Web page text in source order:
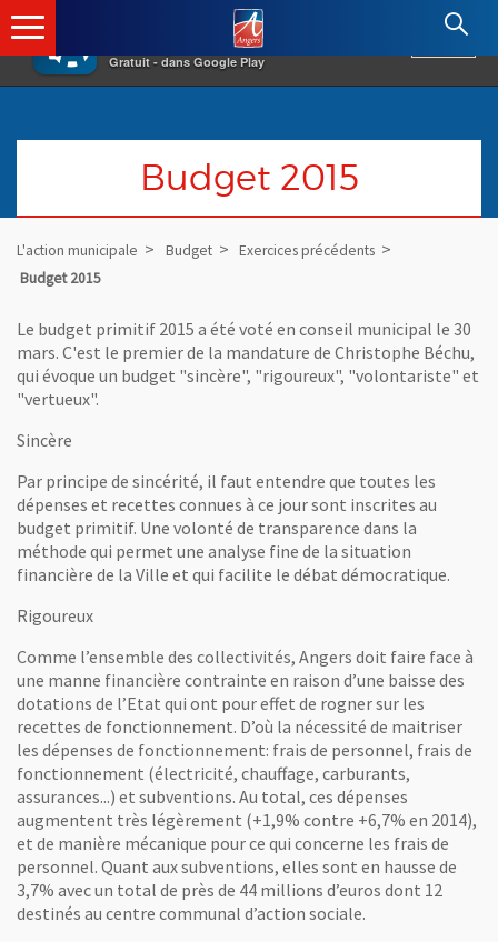
×
Gratuit - dans Google Play
Angers.fr : Retour à l'accueil
Budget 2015
L'action municipale Budget
Exercices précédents
Budget 2015
Le budget primitif 2015 a été voté en conseil municipal le 30
mars. C'est le premier de la mandature de Christophe Béchu,
qui évoque un budget "sincère", "rigoureux", "volontariste" et
"vertueux".
Sincère
Par principe de sincérité, il faut entendre que toutes les
dépenses et recettes connues à ce jour sont inscrites au
budget primitif. Une volonté de transparence dans la
méthode qui permet une analyse fine de la situation
financière de la Ville et qui facilite le débat démocratique.
Rigoureux
Comme l’ensemble des collectivités, Angers doit faire face à
une manne financière contrainte en raison d’une baisse des
dotations de l’Etat qui ont pour effet de rogner sur les
recettes de fonctionnement. D’où la nécessité de maitriser
les dépenses de fonctionnement: frais de personnel, frais de
fonctionnement (électricité, chauffage, carburants,
assurances...) et subventions. Au total, ces dépenses
augmentent très légèrement (+1,9% contre +6,7% en 2014),
et de manière mécanique pour ce qui concerne les frais de
personnel. Quant aux subventions, elles sont en hausse de
3,7% avec un total de près de 44 millions d’euros dont 12
destinés au centre communal d’action sociale.